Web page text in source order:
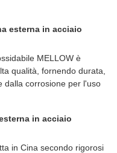
esterna in acciaio
MELLOW è
qualità, fornendo durata,
dalla corrosione per l'uso
in acciaio
in Cina secondo rigorosi